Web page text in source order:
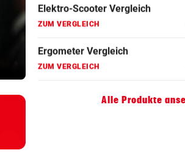
Neue Windparks
brauchen Geduld
Hoverboard Vergleich
Kinderfahrrad Vergleich
Alle Produkte